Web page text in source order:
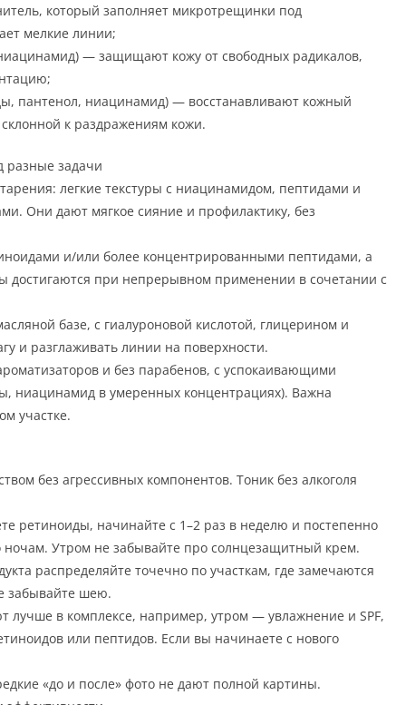
который заполняет микротрещинки под
мелкие линии;
— защищают кожу от свободных радикалов,
пантенол, ниацинамид) — восстанавливают кожный
к раздражениям кожи.
разные задачи
легкие текстуры с ниацинамидом, пептидами и
Они дают мягкое сияние и профилактику, без
и/или более концентрированными пептидами, а
достигаются при непрерывном применении в сочетании с
базе, с гиалуроновой кислотой, глицерином и
и разглаживать линии на поверхности.
и без парабенов, с успокаивающими
ниацинамид в умеренных концентрациях). Важна
участке.
без агрессивных компонентов. Тоник без алкоголя
ретиноиды, начинайте с 1–2 раз в неделю и постепенно
Утром не забывайте про солнцезащитный крем.
распределяйте точечно по участкам, где замечаются
забывайте шею.
лучше в комплексе, например, утром — увлажнение и SPF,
или пептидов. Если вы начинаете с нового
«до и после» фото не дают полной картины.